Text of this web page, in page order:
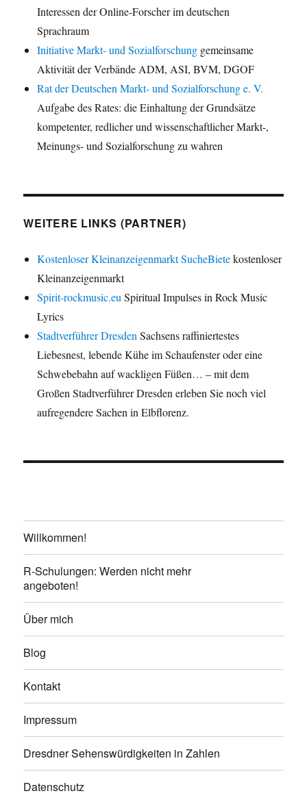
Interessen der Online-Forscher im deutschen
Sprachraum
Initiative Markt- und Sozialforschung gemeinsame
Aktivität der Verbände ADM, ASI, BVM, DGOF
Rat der Deutschen Markt- und Sozialforschung e. V.
Aufgabe des Rates: die Einhaltung der Grundsätze
kompetenter, redlicher und wissenschaftlicher Markt-,
Meinungs- und Sozialforschung zu wahren
WEITERE LINKS (PARTNER)
Kostenloser Kleinanzeigenmarkt SucheBietekostenloser
Kleinanzeigenmarkt
Spirit-rockmusic.eu Spiritual Impulses in Rock Music
Lyrics
Stadtverführer Dresden Sachsens raffiniertestes
Liebesnest, lebende Kühe im Schaufenster oder eine
Schwebebahn auf wackligen Füßen… – mit dem
Großen Stadtverführer Dresden erleben Sie noch viel
aufregendere Sachen in Elbflorenz.
Willkommen!
R-Schulungen: Werden nicht mehr
angeboten!
Über mich
Blog
Kontakt
Impressum
Dresdner Sehenswürdigkeiten in Zahlen
Datenschutz